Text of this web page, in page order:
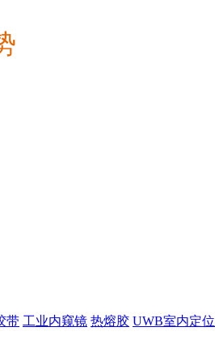
带 工业内窥镜 热熔胶 UWB室内定位